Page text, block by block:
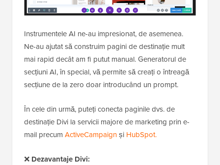
Instrumentele AI ne-au impresionat, de asemenea.
Ne-au ajutat să construim pagini de destinație mult
mai rapid decât am fi putut manual. Generatorul de
secțiuni AI, în special, vă permite să creați o întreagă
secțiune de la zero doar introducând un prompt.
În cele din urmă, puteți conecta paginile dvs. de
destinație Divi la servicii majore de marketing prin e-
mail precum ActiveCampaignși HubSpot.
❌ Dezavantaje Divi: